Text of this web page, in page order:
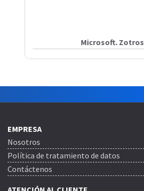
Microsoft. Zotros
EMPRESA
Nosotros
Política de tratamiento de datos
Contáctenos